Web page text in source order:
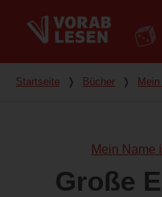
Du bist hier
Startseite ❭ Bücher ❭
Mein Name
Große